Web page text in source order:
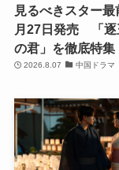
見るべきスター最
月27日発売 「逐
の君」を徹底特集
2026.8.07 中国ドラマ